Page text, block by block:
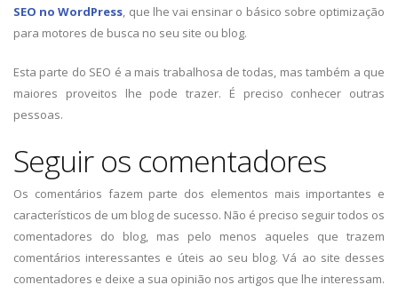
SEO no WordPress, que lhe vai ensinar o básico sobre optimização
para motores de busca no seu site ou blog.
Esta parte do SEO é a mais trabalhosa de todas, mas também a que
maiores proveitos lhe pode trazer. É preciso conhecer outras
pessoas.
Seguir os comentadores
Os comentários fazem parte dos elementos mais importantes e
característicos de um blog de sucesso. Não é preciso seguir todos os
comentadores do blog, mas pelo menos aqueles que trazem
comentários interessantes e úteis ao seu blog. Vá ao site desses
comentadores e deixe a sua opinião nos artigos que lhe interessam.